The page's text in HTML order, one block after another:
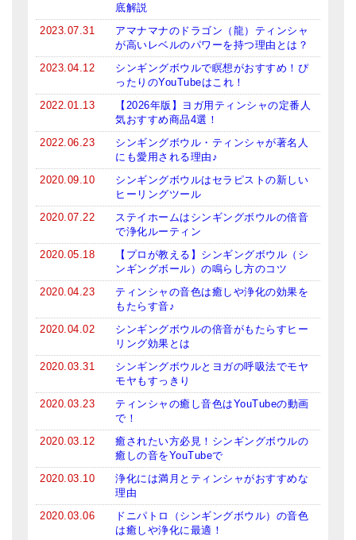
底解説
2023.07.31
アマナマナのドラゴン（龍）ティンシャ
が高いレベルのパワーを持つ理由とは？
2023.04.12
シンギングボウルで瞑想がおすすめ！ぴ
ったりのYouTubeはこれ！
2022.01.13
【2026年版】ヨガ用ティンシャの定番人
気おすすめ商品4選！
2022.06.23
シンギングボウル・ティンシャが著名人
にも愛用される理由♪
2020.09.10
シンギングボウルはセラピストの新しい
ヒーリングツール
2020.07.22
ステイホームはシンギングボウルの倍音
で浄化ルーティン
2020.05.18
【プロが教える】シンギングボウル（シ
ンギングボール）の鳴らし方のコツ
2020.04.23
ティンシャの音色は癒しや浄化の効果を
もたらす音♪
2020.04.02
シンギングボウルの倍音がもたらすヒー
リング効果とは
2020.03.31
シンギングボウルとヨガの呼吸法でモヤ
モヤもすっきり
2020.03.23
ティンシャの癒し音色はYouTubeの動画
で！
2020.03.12
癒されたい方必見！シンギングボウルの
癒しの音をYouTubeで
2020.03.10
浄化には満月とティンシャがおすすめな
理由
2020.03.06
ドニパトロ（シンギングボウル）の音色
は癒しや浄化に最適！